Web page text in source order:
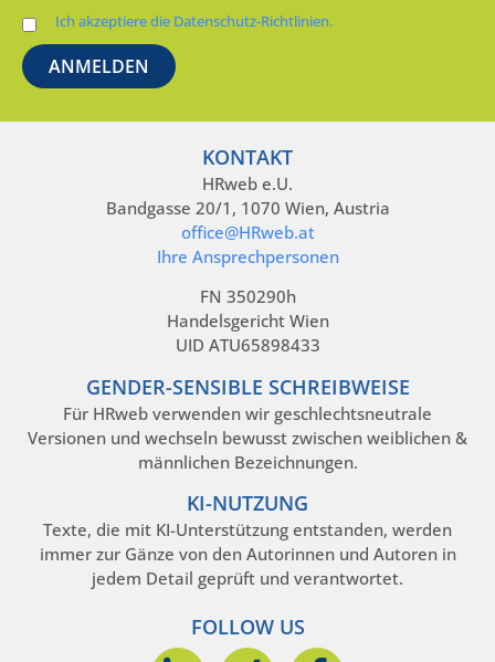
Ich akzeptiere die Datenschutz-Richtlinien.
KONTAKT
HRweb e.U.
Bandgasse 20/1, 1070 Wien, Austria
office@HRweb.at
Ihre Ansprechpersonen
FN 350290h
Handelsgericht Wien
UID ATU65898433
GENDER-SENSIBLE SCHREIBWEISE
Für HRweb verwenden wir geschlechtsneutrale
Versionen und wechseln bewusst zwischen weiblichen &
männlichen Bezeichnungen.
KI-NUTZUNG
Texte, die mit KI-Unterstützung entstanden, werden
immer zur Gänze von den Autorinnen und Autoren in
jedem Detail geprüft und verantwortet.
FOLLOW US